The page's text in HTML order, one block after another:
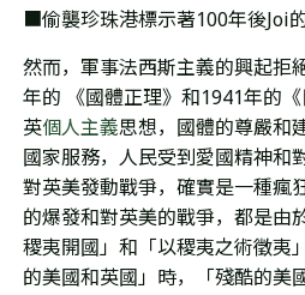
■偷襲珍珠港標示著100年後Joi的
然而，軍事法西斯主義的興起拒
年的 《國體正理》和1941年的《
英個人主義思想，國體的尊嚴和
國家服務，人民受到愛國精神和
對英美發動戰爭，確實是一種瘋
的爆發和對英美的戰爭，都是由
稷夷開國」和「以稷夷之術徵夷
的美國和英國」時，「殘酷的美